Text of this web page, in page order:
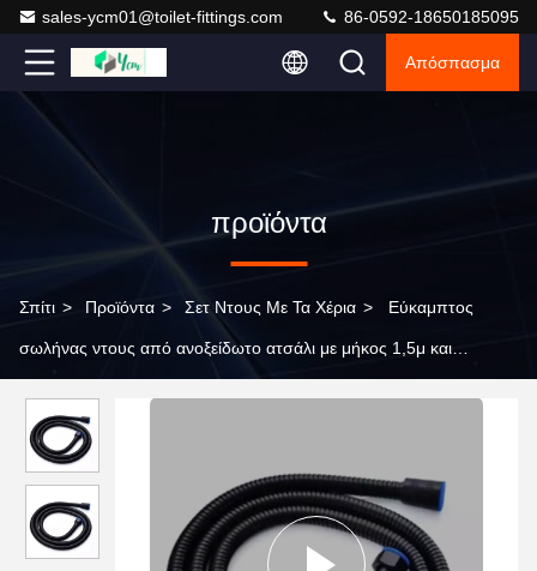
sales-ycm01@toilet-fittings.com 86-0592-18650185095
Απόσπασμα
προϊόντα
Σπίτι > Προϊόντα > Σετ Ντους Με Τα Χέρια > Εύκαμπτος
σωλήνας ντους από ανοξείδωτο ατσάλι με μήκος 1,5μ και